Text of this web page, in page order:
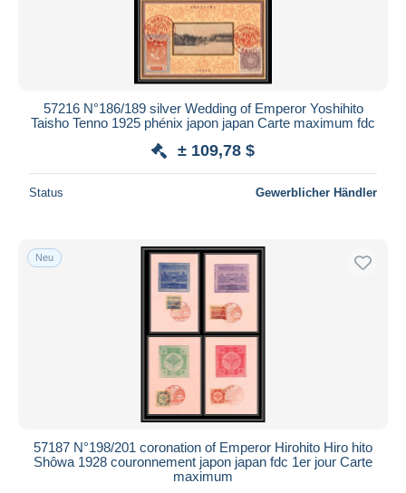
57216 N°186/189 silver Wedding of Emperor Yoshihito
Taisho Tenno 1925 phénix japon japan Carte maximum fdc
± 109,78 $
Status Gewerblicher Händler
Neu
57187 N°198/201 coronation of Emperor Hirohito Hiro hito
Shôwa 1928 couronnement japon japan fdc 1er jour Carte
maximum